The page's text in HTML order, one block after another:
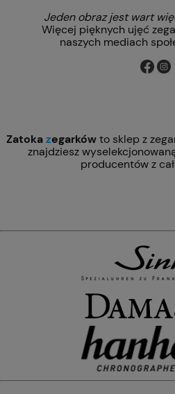
Jeden obraz jest wart
Więcej pięknych ujęć
naszych mediach
Zatokazegarkówto sklep z
znajdziesz
producentów z